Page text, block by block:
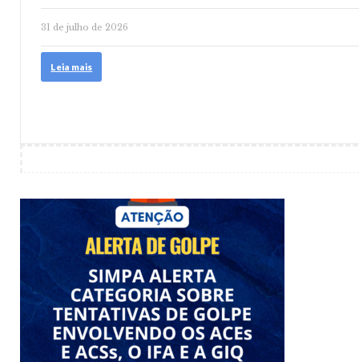
31 de julho de 2026
Leia mais